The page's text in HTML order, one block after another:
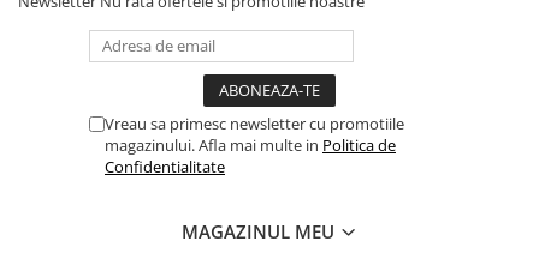
Vreau sa primesc newsletter cu promotiile
magazinului. Afla mai multe in Politica de
Confidentialitate
MAGAZINUL MEU